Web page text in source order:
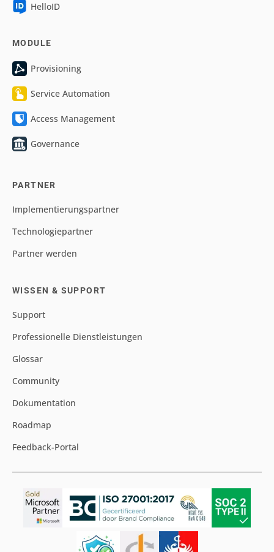
HelloID
MODULE
Provisioning
Service Automation
Access Management
Governance
PARTNER
Implementierungspartner
Technologiepartner
Partner werden
WISSEN & SUPPORT
Support
Professionelle Dienstleistungen
Glossar
Community
Dokumentation
Roadmap
Feedback-Portal